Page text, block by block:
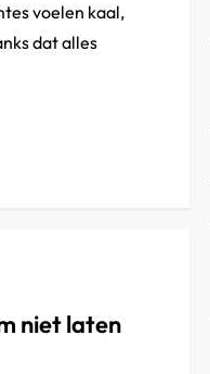
voelen kaal,
dat alles
niet laten